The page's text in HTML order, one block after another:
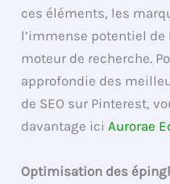
ces éléments, les
l’immense potentiel
moteur de recherche.
approfondie des
de SEO sur Pinterest,
davantage iciAurorae
Optimisation des